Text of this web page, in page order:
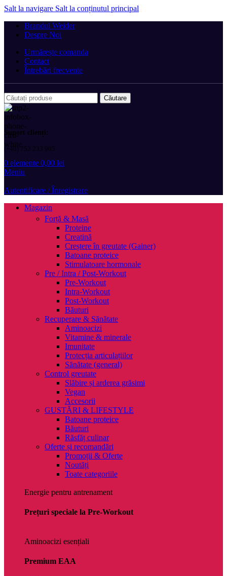
Salt la navigare Salt la conținutul principal
Brandul Weider
Despre Noi
Urmărește comanda
Contact
Întrebări frecvente
Căutare
Suport clienți:
(+40) 752 233 905
0 elemente 0,00 lei
Meniu
Autentificare / Înregistrare
Magazin
Forță & Masă
Proteine
Creatină
Creștere în greutate (Gainer)
Batoane proteice
Stimulatoare hormonale
Pre / Intra / Post-Workout
Pre-Workout
Intra-Workout
Post-Workout
Băuturi
Recuperare & Sănătate
Aminoacizi
Vitamine & minerale
Imunitate
Protecția articulațiilor
Sănătate (general)
Control greutate
Slăbire și arderea grăsimi
Vegan
Accesorii
GUSTĂRI & LIFESTYLE
Batoane proteice
Băuturi
Răsfăț culinar
Oferte și recomandări
Promoții & Oferte
Noutăți
Toate categoriile
Energie pentru antrenament
Prețuri speciale la Pre-Workout
Aminoacizi esențiali
Premium EAA